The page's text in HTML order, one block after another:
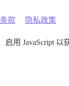
款 隐私政策
启用 JavaScript 以